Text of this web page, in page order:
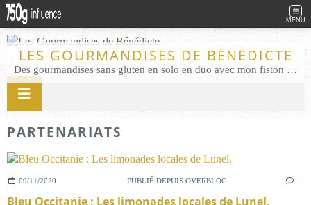
MENU
LES GOURMANDISES DE BÉNÉDICTE
Des gourmandises sans gluten en solo en duo avec mon fiston . Salé comme Sucré sans gluten éco responsable Les Gourmandises de Bénédicte gâteau produits locaux
PARTENARIATS
09/11/2020 PUBLIÉ DEPUIS OVERBLOG
Bleu Occitanie : Les limonades locales de Lunel.